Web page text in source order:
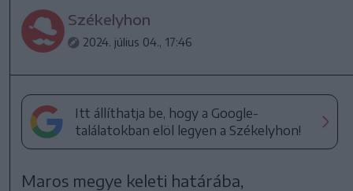
Székelyhon
2024. július 04., 17:46
Itt állíthatja be, hogy a Google-
találatokban elöl legyen a Székelyhon!
Maros megye keleti határába,